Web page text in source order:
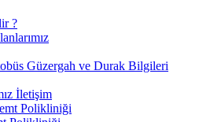
?
Güzergah ve Durak Bilgileri
İletişim
Polikliniği